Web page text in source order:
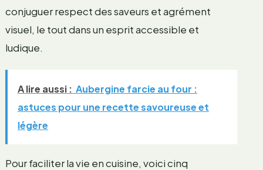
conjuguer respect des saveurs et agrément
visuel, le tout dans un esprit accessible et
ludique.
A lire aussi : Aubergine farcie au four :
astuces pour une recette savoureuse et
légère
Pour faciliter la vie en cuisine, voici cinq